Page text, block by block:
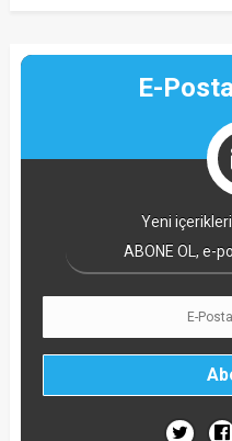
E-
Yeni
ABONE OL, e-